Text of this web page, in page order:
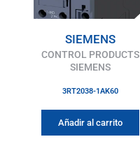
SIEMENS
CONTROL PRODUCTS
SIEMENS
3RT2038-1AK60
Añadir al carrito